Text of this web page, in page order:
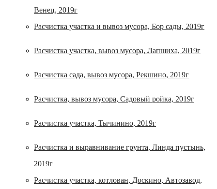
Венец, 2019г
Расчистка участка и вывоз мусора, Бор сады, 2019г
Расчистка участка, вывоз мусора, Лапшиха, 2019г
Расчистка сада, вывоз мусора, Рекшино, 2019г
Расчистка, вывоз мусора, Садовый ройка, 2019г
Расчистка участка, Тычинино, 2019г
Расчистка и выравнивание грунта, Линда пустынь,
2019г
Расчистка участка, котлован, Доскино, Автозавод,